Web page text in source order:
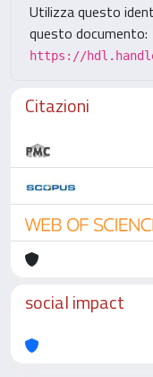
Utilizza questo
questo documento:
https://
Citazioni
social impact